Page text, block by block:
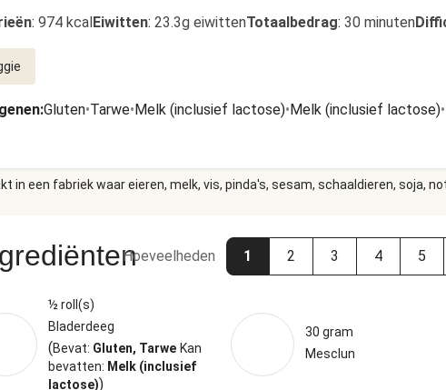
: 974 kcalEiwitten: 23.3g eiwittenTotaalbedrag: 30 minuten
:Gluten•Tarwe•Melk (inclusief lactose)•Melk (inclusief lactose)•
in een fabriek waar eieren, melk, vis, pinda's, sesam, schaaldieren, soja,
Hoeveelheden 1 2 3 4 5
½ roll(s)
Bladerdeeg
(Bevat: Gluten, Tarwe Kan
bevatten: Melk (inclusief
lactose))
30 gram
Mesclun